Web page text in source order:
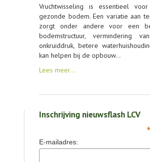
Vruchtwisseling is essentieel
gezonde bodem. Een variatie aan
zorgt onder andere voor een
bodemstructuur, vermindering
onkruiddruk, betere
kan helpen bij de opbouw…
Lees meer…
Inschrijving nieuwsflash LCV
*
E-mailadres: